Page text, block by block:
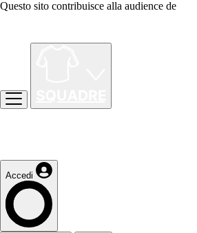
Questo sito contribuisce alla audience de
Accedi